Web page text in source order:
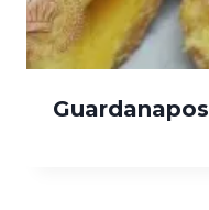
Guardanapos